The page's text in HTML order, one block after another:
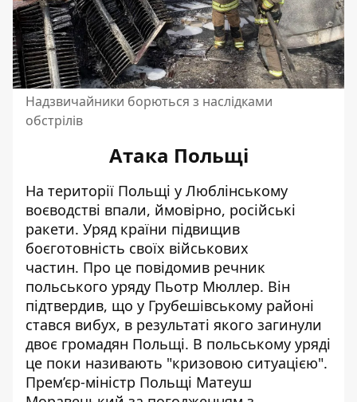
Надзвичайники борються з наслідками
обстрілів
Атака Польщі
На території Польщі у Люблінському
воєводстві впали, ймовірно, російські
ракети. Уряд країни підвищив
боєготовність своїх військових
частин. Про це повідомив речник
польського уряду Пьотр Мюллер. Він
підтвердив, що у Грубешівському районі
стався вибух, в результаті якого загинули
двоє громадян Польщі. В польському уряді
це поки називають "кризовою ситуацією".
Прем’єр-міністр Польщі Матеуш